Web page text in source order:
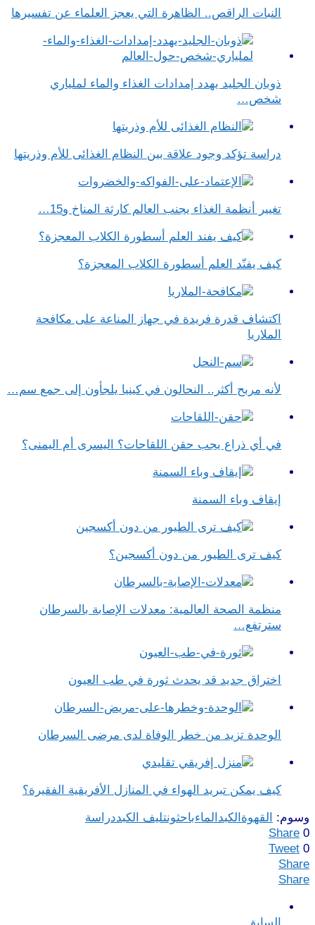
النبات الراقص.. الظاهرة التي يعجز العلماء عن تفسيرها
ذوبان الجليد يهدد إمدادات الغذاء والماء لملياري
شخص…
دراسة تؤكد وجود علاقة بين النظام الغذائى للأم وذريتها
تغيير أنظمة الغذاء يجنب العالم كارثة المناخ و15…
كيف يفنّد العلم أسطورة الكلاب المعجزة؟
اكتشاف قدرة فريدة في جهاز المناعة على مكافحة
الملاريا
لأنه مربح أكثر.. النحالون في كينيا يلجأون إلى جمع سم…
في أي ذراع يجب حقن اللقاحات؟ اليسرى أم اليمنى؟
إيقاف وباء السمنة
كيف ترى الطيور من دون أكسجين؟
منظمة الصحة العالمية: معدلات الإصابة بالسرطان
سترتفع…
اختراق جديد قد يحدث ثورة في طب العيون
الوحدة تزيد من خطر الوفاة لدى مرضى السرطان
كيف يمكن تبريد الهواء في المنازل الأفريقية الفقيرة؟
وسوم: القهوة الكبد الماءباحثونتليف الكبددراسة
Share 0
Tweet 0
Share
Share